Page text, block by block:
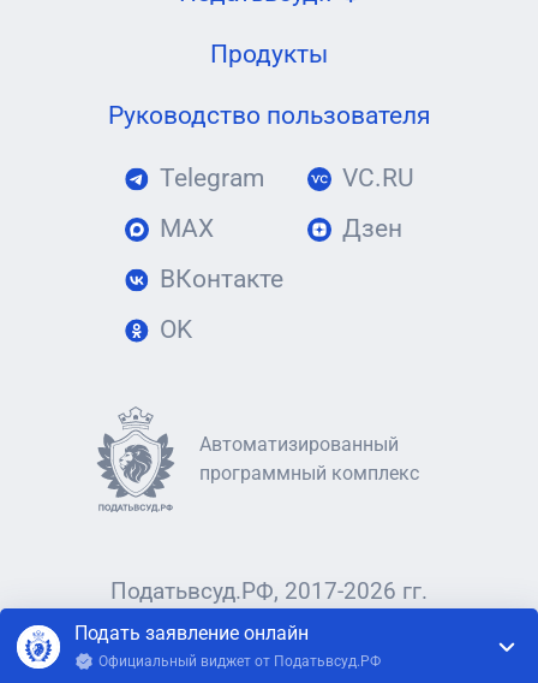
Подать заявление онлайн
Официальный виджет от Податьвсуд.РФ
Продукты
Руководство пользователя
Telegram
MAX
ВКонтакте
OK
VC.RU
Дзен
Автоматизированный
программный комплекс
Податьвсуд.РФ, 2017-2026 гг.